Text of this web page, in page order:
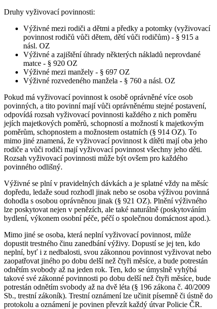
Druhy vyživovací povinnosti:
Výživné mezi rodiči a dětmi a předky a potomky (vyživovací
povinnost rodičů vůči dětem, dětí vůči rodičům) - § 915 a
násl. OZ
Výživné a zajištění úhrady některých nákladů neprovdané
matce - § 920 OZ
Výživné mezi manžely - § 697 OZ
Výživné rozvedeného manžela - § 760 a násl. OZ
Pokud má vyživovací povinnost k osobě oprávněné více osob
povinných, a tito povinní mají vůči oprávněnému stejné postavení,
odpovídá rozsah vyživovací povinnosti každého z nich poměru
jejích majetkových poměrů, schopností a možností k majetkovým
poměrům, schopnostem a možnostem ostatních (§ 914 OZ). To
mimo jiné znamená, že vyživovací povinnost k dítěti mají oba jeho
rodiče a vůči rodiči mají vyživovací povinnost všechny jeho děti.
Rozsah vyživovací povinnosti může být ovšem pro každého
povinného odlišný.
Výživné se plní v pravidelných dávkách a je splatné vždy na měsíc
dopředu, ledaže soud rozhodl jinak nebo se osoba výživou povinná
dohodla s osobou oprávněnou jinak (§ 921 OZ). Plnění výživného
lze poskytovat nejen v penězích, ale také naturálně (poskytováním
bydlení, výkonem osobní péče, péčí o společnou domácnost apod.).
Mimo jiné se osoba, která neplní vyživovací povinnost, může
dopustit trestného činu zanedbání výživy. Dopustí se jej ten, kdo
neplní, byť i z nedbalosti, svou zákonnou povinnost vyživovat nebo
zaopatřovat jiného po dobu delší než čtyři měsíce, a bude potrestán
odnětím svobody až na jeden rok. Ten, kdo se úmyslně vyhýbá
takové své zákonné povinnosti po dobu delší než čtyři měsíce, bude
potrestán odnětím svobody až na dvě léta (§ 196 zákona č. 40/2009
Sb., trestní zákoník). Trestní oznámení lze učinit písemně či ústně do
protokolu a oznámení je povinen převzít každý útvar Policie ČR.